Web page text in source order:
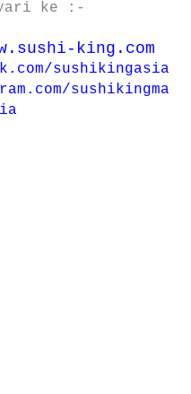
ke :-
king.com
sushikingasia
sushikingma